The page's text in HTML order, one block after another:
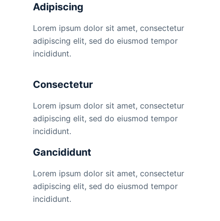
Adipiscing
Lorem ipsum dolor sit amet, consectetur
adipiscing elit, sed do eiusmod tempor
incididunt.
Consectetur
Lorem ipsum dolor sit amet, consectetur
adipiscing elit, sed do eiusmod tempor
incididunt.
Gancididunt
Lorem ipsum dolor sit amet, consectetur
adipiscing elit, sed do eiusmod tempor
incididunt.